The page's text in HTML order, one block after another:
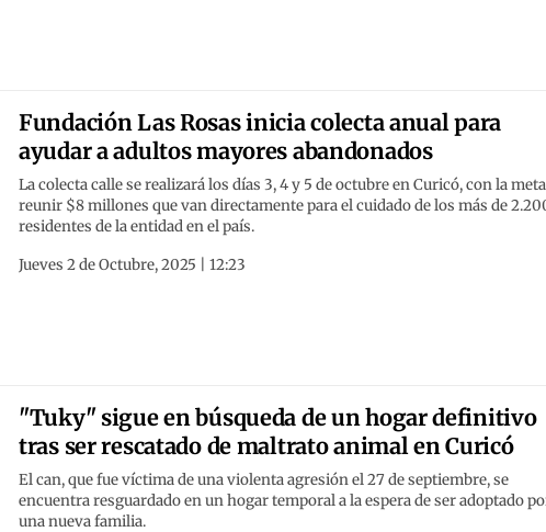
Fundación Las Rosas inicia colecta anual para
ayudar a adultos mayores abandonados
La colecta calle se realizará los días 3, 4 y 5 de octubre en Curicó, con la
reunir $8 millones que van directamente para el cuidado de los más de
residentes de la entidad en el país.
Jueves 2 de Octubre, 2025 | 12:23
"Tuky" sigue en búsqueda de un hogar definitivo
tras ser rescatado de maltrato animal en Curicó
El can, que fue víctima de una violenta agresión el 27 de septiembre, se
encuentra resguardado en un hogar temporal a la espera de ser adoptado
una nueva familia.